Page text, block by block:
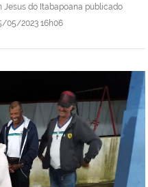
Jesus do Itabapoana publicado
05/2023 16h06